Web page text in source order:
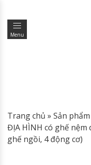
Menu
Trang chủ » Sản phẩm
ĐỊA HÌNH có ghế nệm
ghế ngồi, 4 động cơ)